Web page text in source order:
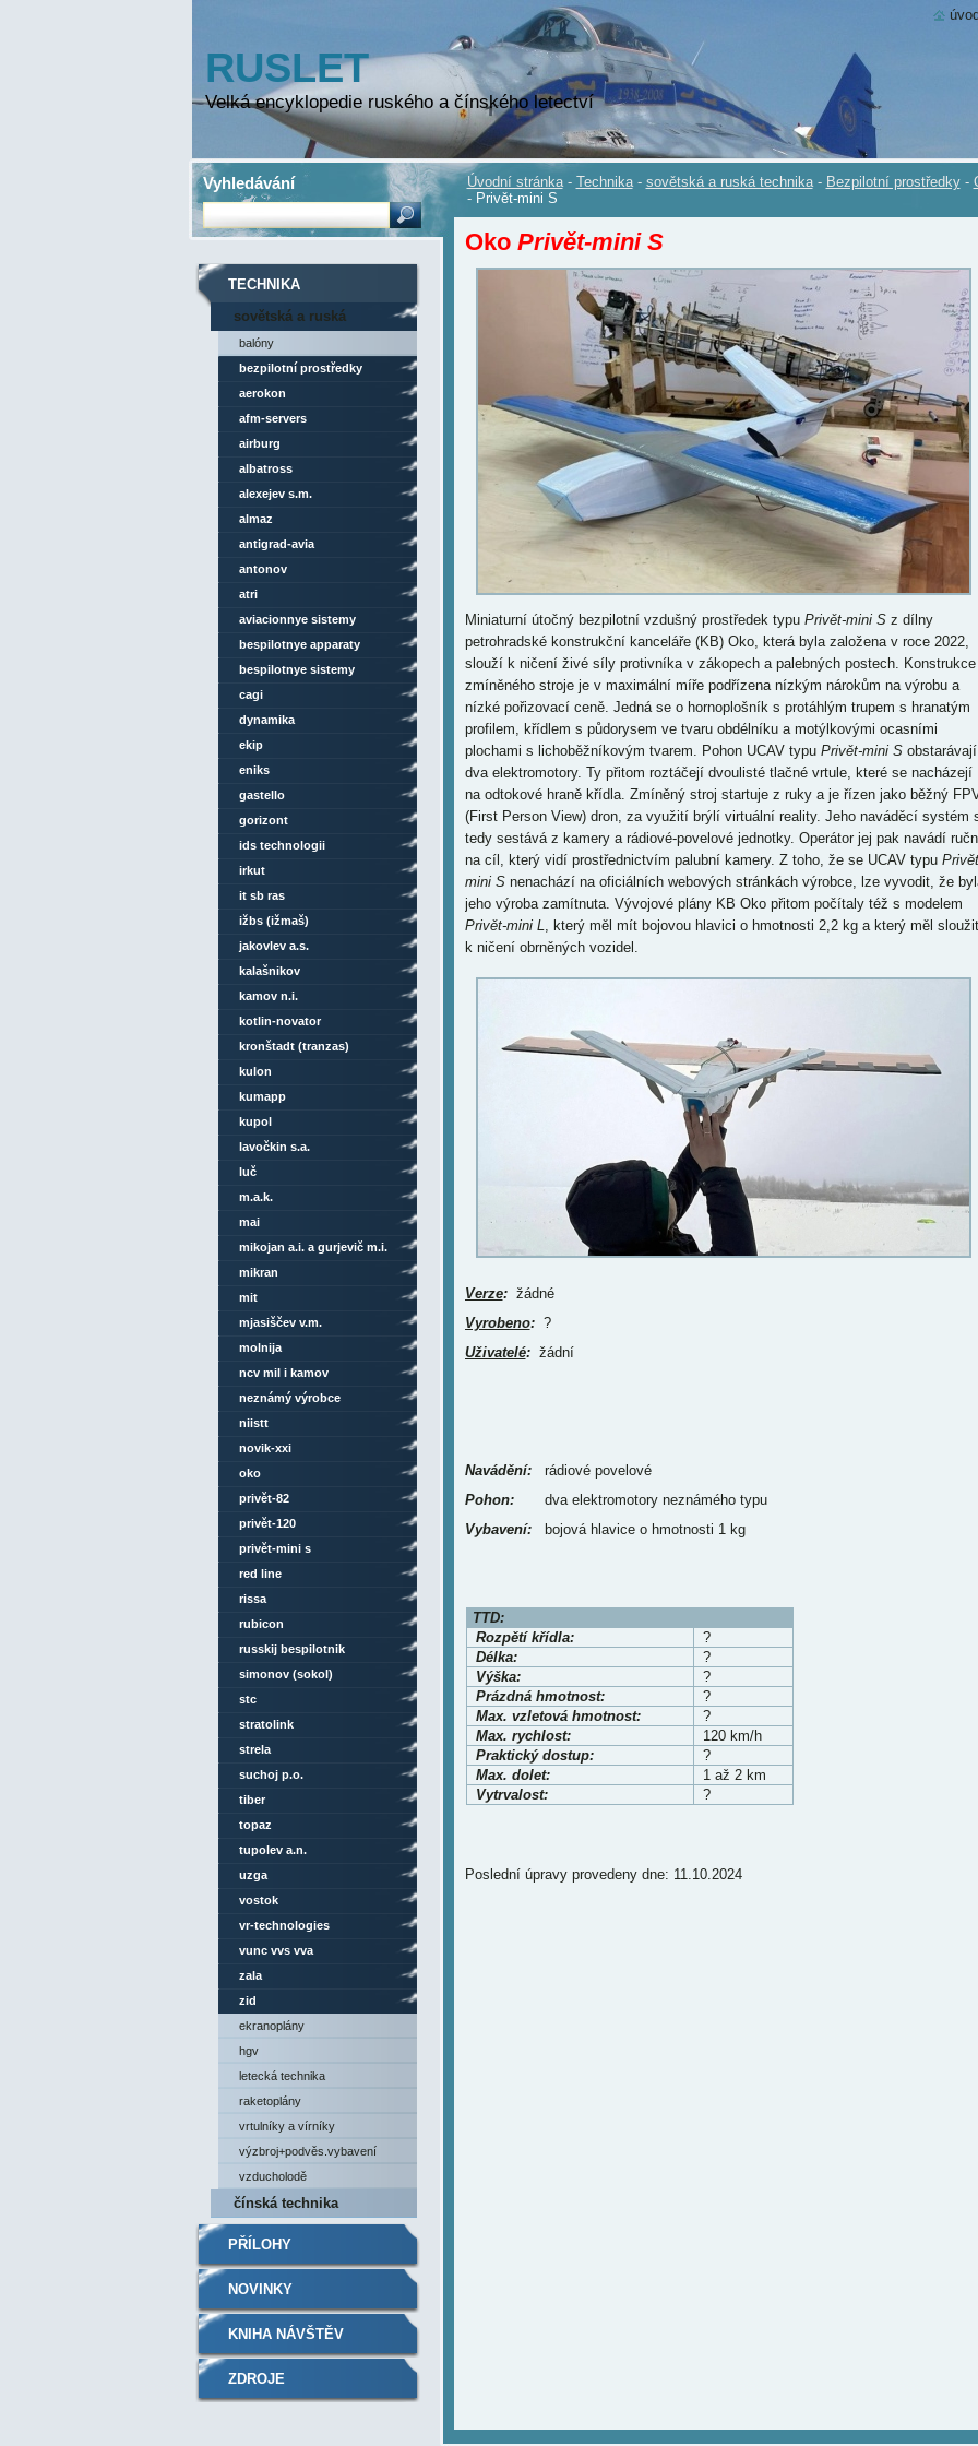
RUSLET
Velká encyklopedie ruského a čínského letectví
Úvodní stránka - Technika - sovětská a ruská technika - Bezpilotní prostředky -
- Privět-mini S
Oko Privět-mini S
Miniaturní útočný bezpilotní vzdušný prostředek typu Privět-mini Sz dílny
petrohradské konstrukční kanceláře (KB) Oko, která byla založena v roce 2022,
slouží k ničení živé síly protivníka v zákopech a palebných postech. Konstrukce
zmíněného stroje je v maximální míře podřízena nízkým nárokům na výrobu a
nízké pořizovací ceně. Jedná se o hornoplošník s protáhlým trupem s hranatým
profilem, křídlem s půdorysem ve tvaru obdélníku a motýlkovými ocasními
plochami s lichoběžníkovým tvarem. Pohon UCAV typu Privět-mini Sobstarávají
dva elektromotory. Ty přitom roztáčejí dvoulisté tlačné vrtule, které se nacházejí
na odtokové hraně křídla. Zmíněný stroj startuje z ruky a je řízen jako běžný
(First Person View) dron, za využití brýlí virtuální reality. Jeho naváděcí systém
tedy sestává z kamery a rádiové-povelové jednotky. Operátor jej pak navádí
na cíl, který vidí prostřednictvím palubní kamery. Z toho, že se UCAV typu
mini Snenachází na oficiálních webových stránkách výrobce, lze vyvodit, že
jeho výroba zamítnuta. Vývojové plány KB Oko přitom počítaly též s modelem
Privět-mini L, který měl mít bojovou hlavici o hmotnosti 2,2 kg a který měl sloužit
k ničení obrněných vozidel.
Verze:žádné
Vyrobeno:?
Uživatelé:žádní
Navádění:rádiové povelové
Pohon:dva elektromotory neznámého typu
Vybavení:bojová hlavice o hmotnosti 1 kg
TTD:
Rozpětí křídla:
?
Délka:
?
Výška:
?
Prázdná hmotnost:
?
Max. vzletová hmotnost:
?
Max. rychlost:
120 km/h
Praktický dostup:
?
Max. dolet:
1 až 2 km
Vytrvalost:
?
Poslední úpravy provedeny dne: 11.10.2024
TECHNIKA
sovětská a ruská
technika
balóny
bezpilotní prostředky
aerokon
afm-servers
airburg
albatross
alexejev s.m.
almaz
antigrad-avia
antonov
atri
aviacionnye sistemy
bespilotnye apparaty
bespilotnye sistemy
cagi
dynamika
ekip
eniks
gastello
gorizont
ids technologii
irkut
it sb ras
ižbs (ižmaš)
jakovlev a.s.
kalašnikov
kamov n.i.
kotlin-novator
kronštadt (tranzas)
kulon
kumapp
kupol
lavočkin s.a.
luč
m.a.k.
mai
mikojan a.i. a gurjevič m.i.
mikran
mit
mjasiščev v.m.
molnija
ncv mil i kamov
neznámý výrobce
niistt
novik-xxi
oko
privět-82
privět-120
privět-mini s
red line
rissa
rubicon
russkij bespilotnik
simonov (sokol)
stc
stratolink
strela
suchoj p.o.
tiber
topaz
tupolev a.n.
uzga
vostok
vr-technologies
vunc vvs vva
zala
zid
ekranoplány
hgv
letecká technika
raketoplány
vrtulníky a vírníky
výzbroj+podvěs.vybavení
vzducholodě
čínská technika
PŘÍLOHY
NOVINKY
KNIHA NÁVŠTĚV
ZDROJE
Vyhledávání